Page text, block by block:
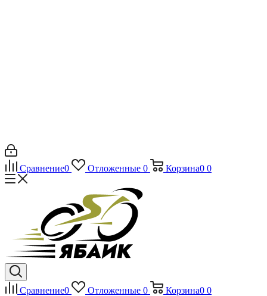
Сравнение0 Отложенные 0 Корзина0 0
Сравнение0 Отложенные 0 Корзина0 0